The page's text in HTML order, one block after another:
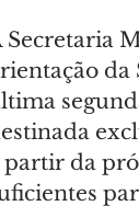
Secretaria
da
partir da